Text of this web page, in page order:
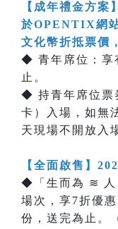
【成年禮金方案
於OPENTIX網
文化幣折抵票價
◆ 青年席位：享
止。
◆ 持青年席位票
卡）入場，如無
天現場不開放入
【全面啟售】
◆「生而為 ≋ 人
場次，享7折優
份，送完為止。